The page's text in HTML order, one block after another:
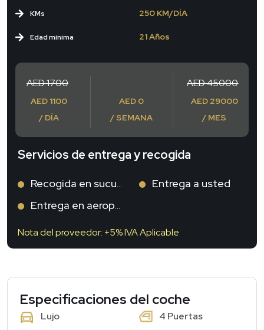
KMs
Edad mínima
250 KM/DÍA
21 Años
AED 1700
AED 1100
/ DÍA
AED 0
/ SEMANA
AED 45000
AED 29000
/ MES
Servicios de entrega y recogida
Recogida en sucursal
Entrega a usted
Entrega en aeropuerto
Nota del proveedor: +5% IVA Aplicable
Especificaciones del coche
Lujo
4 Puertas